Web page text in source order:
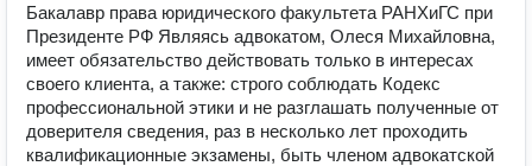
Бакалавр права юридического факультета РАНХиГС при
Президенте РФ Являясь адвокатом, Олеся Михайловна,
имеет обязательство действовать только в интересах
своего клиента, а также: строго соблюдать Кодекс
профессиональной этики и не разглашать полученные от
доверителя сведения, раз в несколько лет проходить
квалификационные экзамены, быть членом адвокатской